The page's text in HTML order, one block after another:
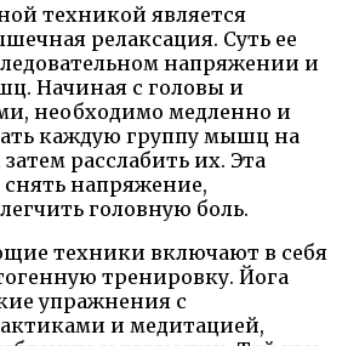
техникой является
релаксация. Суть ее
напряжении и
Начиная с головы и
необходимо медленно и
каждую группу мышц на
расслабить их. Эта
напряжение,
головную боль.
техники включают в себя
тренировку. Йога
упражнения с
и медитацией,